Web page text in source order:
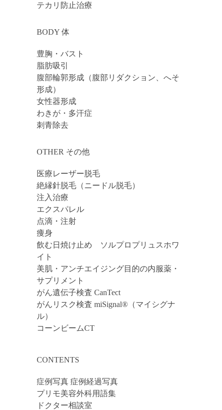
テカリ防止治療
BODY 体
豊胸・バスト
脂肪吸引
腹部輪郭形成（腹部リダクション、へそ
形成）
女性器形成
わきが・多汗症
刺青除去
OTHER その他
医療レーザー脱毛
絶縁針脱毛（ニードル脱毛）
注入治療
エクスパレル
点滴・注射
痩身
飲む日焼け止め ソルプロプリュスホワ
イト
美肌・アンチエイジング目的の内服薬・
サプリメント
がん遺伝子検査 CanTect
がんリスク検査 miSignal®（マイシグナ
ル）
コーンビームCT
CONTENTS
症例写真 症例経過写真
プリモ美容外科用語集
ドクター相談室